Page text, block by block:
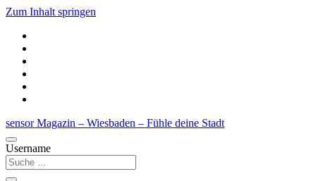
Zum Inhalt springen
sensor Magazin – Wiesbaden – Fühle deine Stadt
Username